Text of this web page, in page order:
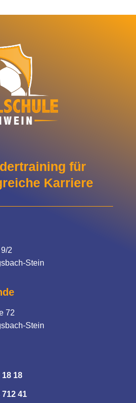
für
Karriere
2
Stein
72
Stein
18 18
712 41